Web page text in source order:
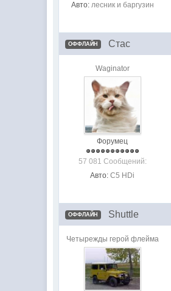
Авто: лесник и баргузин
ОФФЛАЙН Стас
Waginator
Форумец
57 081 Сообщений:
Авто: C5 HDi
ОФФЛАЙН Shuttle
Четырежды герой флейма